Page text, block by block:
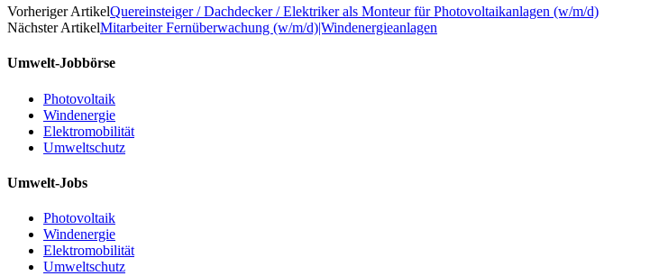
Vorheriger ArtikelQuereinsteiger / Dachdecker / Elektriker als Monteur für Photovoltaikanlagen (w/m/d)
Nächster ArtikelMitarbeiter Fernüberwachung (w/m/d)|Windenergieanlagen
Umwelt-Jobbörse
Photovoltaik
Windenergie
Elektromobilität
Umweltschutz
Umwelt-Jobs
Photovoltaik
Windenergie
Elektromobilität
Umweltschutz